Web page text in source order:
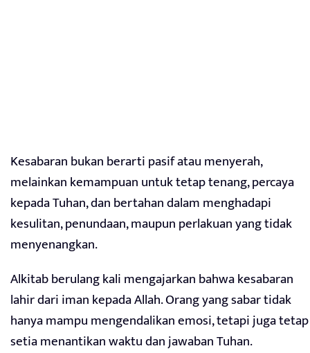
Kesabaran bukan berarti pasif atau menyerah,
melainkan kemampuan untuk tetap tenang, percaya
kepada Tuhan, dan bertahan dalam menghadapi
kesulitan, penundaan, maupun perlakuan yang tidak
menyenangkan.
Alkitab berulang kali mengajarkan bahwa kesabaran
lahir dari iman kepada Allah. Orang yang sabar tidak
hanya mampu mengendalikan emosi, tetapi juga tetap
setia menantikan waktu dan jawaban Tuhan.